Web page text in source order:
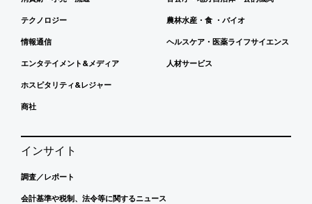
テクノロジー
情報通信
エンタテイメント&メディア
ホスピタリティ&レジャー
商社
農林水産・食 ・バイオ
ヘルスケア・医薬ライフサイエンス
人材サービス
インサイト
調査／レポート
会計基準や税制、法令等に関するニュース